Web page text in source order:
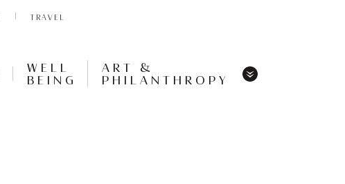
TRAVEL
WELL
BEING
ART &
PHILANTHROPY